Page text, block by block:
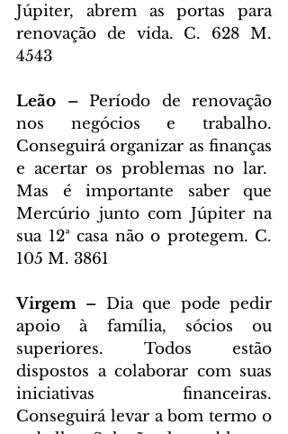
Júpiter, abrem as portas para
renovação de vida. C. 628 M.
4543
Leão – Período de renovação
nos negócios e trabalho.
Conseguirá organizar as finanças
e acertar os problemas no lar.
Mas é importante saber que
Mercúrio junto com Júpiter na
sua 12ª casa não o protegem. C.
105 M. 3861
Virgem – Dia que pode pedir
apoio à família, sócios ou
superiores. Todos estão
dispostos a colaborar com suas
iniciativas financeiras.
Conseguirá levar a bom termo o